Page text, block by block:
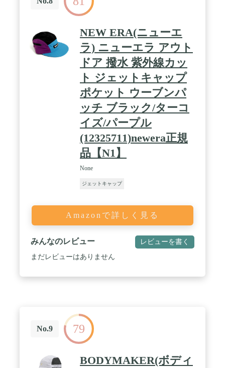
NEW ERA(ニューエ
ラ) ニューエラ アウト
ドア 撥水 紫外線カッ
ト ジェットキャップ
ポケット ウーブンパ
ッチ ブラック/ターコ
イズ/パープル
(12325711)newera正規
品【N1】
None
ジェットキャップ
Amazonで詳しく見る
みんなのレビュー レビューを書く
まだレビューはありません
No.9 79
BODYMAKER(ボディ